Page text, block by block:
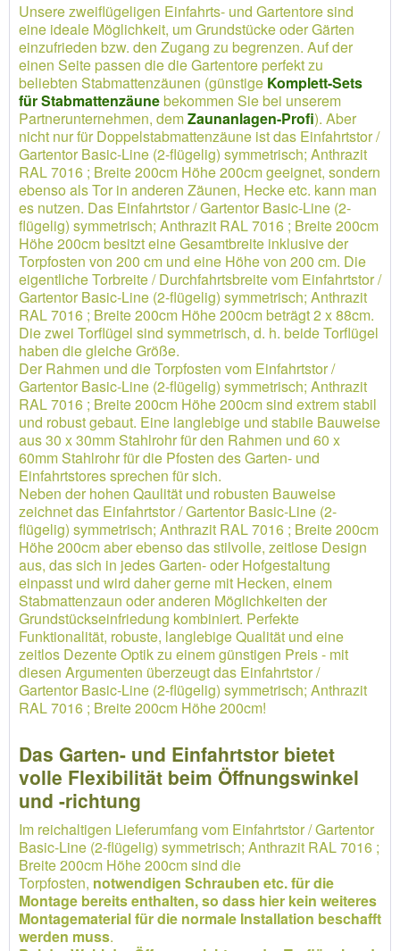
Unsere zweiflügeligen Einfahrts- und Gartentore sind
eine ideale Möglichkeit, um Grundstücke oder Gärten
einzufrieden bzw. den Zugang zu begrenzen. Auf der
einen Seite passen die die Gartentore perfekt zu
beliebten Stabmattenzäunen (günstige Komplett-Sets
für Stabmattenzäunebekommen Sie bei unserem
Partnerunternehmen, demZaunanlagen-Profi). Aber
nicht nur für Doppelstabmattenzäune ist das Einfahrtstor /
Gartentor Basic-Line (2-flügelig) symmetrisch; Anthrazit
RAL 7016 ; Breite 200cm Höhe 200cm geeignet, sondern
ebenso als Tor in anderen Zäunen, Hecke etc. kann man
es nutzen. Das Einfahrtstor / Gartentor Basic-Line (2-
flügelig) symmetrisch; Anthrazit RAL 7016 ; Breite 200cm
Höhe 200cm besitzt eine Gesamtbreite inklusive der
Torpfosten von 200 cm und eine Höhe von 200 cm. Die
eigentliche Torbreite / Durchfahrtsbreite vom Einfahrtstor /
Gartentor Basic-Line (2-flügelig) symmetrisch; Anthrazit
RAL 7016 ; Breite 200cm Höhe 200cm beträgt 2 x 88cm.
Die zwei Torflügel sind symmetrisch, d. h. beide Torflügel
haben die gleiche Größe.
Der Rahmen und die Torpfosten vom Einfahrtstor /
Gartentor Basic-Line (2-flügelig) symmetrisch; Anthrazit
RAL 7016 ; Breite 200cm Höhe 200cm sind extrem stabil
und robust gebaut. Eine langlebige und stabile Bauweise
aus 30 x 30mm Stahlrohr für den Rahmen und 60 x
60mm Stahlrohr für die Pfosten des Garten- und
Einfahrtstores sprechen für sich.
Neben der hohen Qaulität und robusten Bauweise
zeichnet das Einfahrtstor / Gartentor Basic-Line (2-
flügelig) symmetrisch; Anthrazit RAL 7016 ; Breite 200cm
Höhe 200cm aber ebenso das stilvolle, zeitlose Design
aus, das sich in jedes Garten- oder Hofgestaltung
einpasst und wird daher gerne mit Hecken, einem
Stabmattenzaun oder anderen Möglichkeiten der
Grundstückseinfriedung kombiniert. Perfekte
Funktionalität, robuste, langlebige Qualität und eine
zeitlos Dezente Optik zu einem günstigen Preis - mit
diesen Argumenten überzeugt das Einfahrtstor /
Gartentor Basic-Line (2-flügelig) symmetrisch; Anthrazit
RAL 7016 ; Breite 200cm Höhe 200cm!
Das Garten- und Einfahrtstor bietet
volle Flexibilität beim Öffnungswinkel
und -richtung
Im reichaltigen Lieferumfang vom Einfahrtstor / Gartentor
Basic-Line (2-flügelig) symmetrisch; Anthrazit RAL 7016 ;
Breite 200cm Höhe 200cm sind die
Torpfosten, notwendigen Schrauben etc. für die
Montage bereits enthalten, so dass hier kein weiteres
Montagematerial für die normale Installation beschafft
werden muss.